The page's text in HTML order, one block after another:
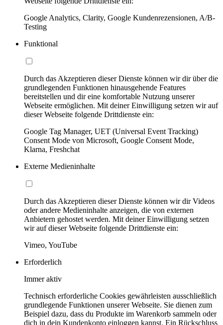
Google Analytics, Clarity, Google Kundenrezensionen, A/B-
Testing
Funktional
Durch das Akzeptieren dieser Dienste können wir dir über die
grundlegenden Funktionen hinausgehende Features
bereitstellen und dir eine komfortable Nutzung unserer
Webseite ermöglichen. Mit deiner Einwilligung setzen wir auf
dieser Webseite folgende Drittdienste ein:
Google Tag Manager, UET (Universal Event Tracking)
Consent Mode von Microsoft, Google Consent Mode,
Klarna, Freshchat
Externe Medieninhalte
Durch das Akzeptieren dieser Dienste können wir dir Videos
oder andere Medieninhalte anzeigen, die von externen
Anbietern gehostet werden. Mit deiner Einwilligung setzen
wir auf dieser Webseite folgende Drittdienste ein:
Vimeo, YouTube
Erforderlich
Immer aktiv
Technisch erforderliche Cookies gewährleisten ausschließlich
grundlegende Funktionen unserer Webseite. Sie dienen zum
Beispiel dazu, dass du Produkte im Warenkorb sammeln oder
dich in dein Kundenkonto einloggen kannst. Ein Rückschluss